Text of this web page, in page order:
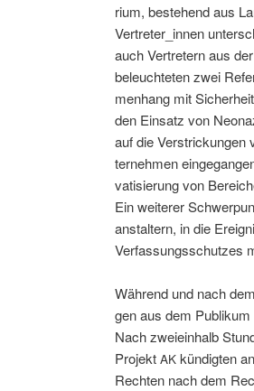
ri­um, beste­hend aus
Vertreter_innen
auch Vertretern aus
beleuchteten zwei
men­hang mit
den Ein­satz von
auf die
ternehmen
vatisierung von
Ein weit­er­er
anstal­tern, in die
Ver­fas­sungss­chutzes
Während und nach
gen aus dem
Nach zweiein­halb
Pro­jekt AKkündigten
Recht­en nach dem